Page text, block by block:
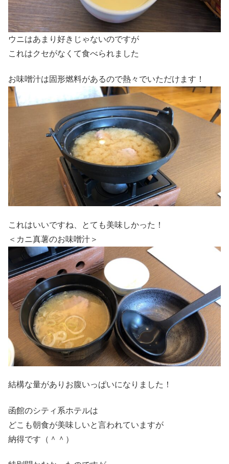
ウニはあまり好きじゃないのですが
これはクセがなくて食べられました
お味噌汁は固形燃料があるので熱々でいただけます！
これはいいですね、とても美味しかった！
＜カニ真薯のお味噌汁＞
結構な量がありお腹いっぱいになりました！
函館のシティ系ホテルは
どこも朝食が美味しいと言われていますが
納得です（＾＾）